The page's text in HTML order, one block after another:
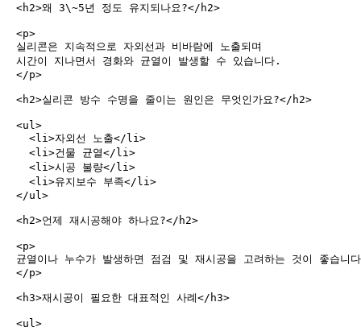
<h2>왜 3\~5년 정도 유지되나요?</h2>
<p>
실리콘은 지속적으로 자외선과 비바람에 노출되며
시간이 지나면서 경화와 균열이 발생할 수 있습니다.
</p>
<h2>실리콘 방수 수명을 줄이는 원인은 무엇인가요?</h2>
<ul>
  <li>자외선 노출</li>
  <li>건물 균열</li>
  <li>시공 불량</li>
  <li>유지보수 부족</li>
</ul>
<h2>언제 재시공해야 하나요?</h2>
<p>
균열이나 누수가 발생하면 점검 및 재시공을 고려하는 것이 좋습니
</p>
<h3>재시공이 필요한 대표적인 사례</h3>
<ul>